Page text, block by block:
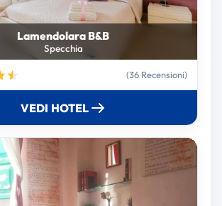
Lamendolara B&B
Specchia
(36 Recensioni)
VEDI HOTEL